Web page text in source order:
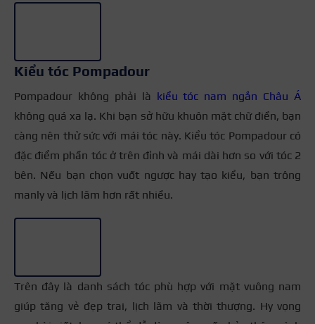
Kiểu tóc Pompadour
Pompadour không phải là kiểu tóc nam ngắn Châu Á
không quá xa lạ. Khi bạn sở hữu khuôn mặt chữ điền, bạn
càng nên thử sức với mái tóc này. Kiểu tóc Pompadour có
đặc điểm phần tóc ở trên đỉnh và mái dài hơn so với tóc 2
bên. Nếu bạn chọn vuốt ngược hay tạo kiểu, bạn trông
manly và lịch lãm hơn rất nhiều.
Trên đây là danh sách tóc phù hợp với mặt vuông nam
giúp tăng vẻ đẹp trai, lịch lãm và thời thượng. Hy vọng